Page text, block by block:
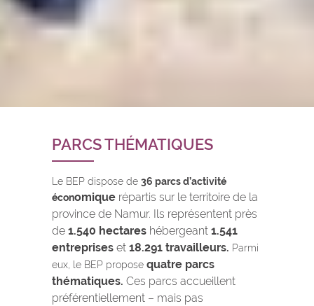
PARCS THÉMATIQUES
Le BEP dispose de 36 parcs d’activité
économique répartis sur le territoire de la
province de Namur. Ils représentent près
de 1.540 hectares hébergeant 1.541
entreprises et 18.291 travailleurs. Parmi
eux, le BEP propose quatre parcs
thématiques. Ces parcs accueillent
préférentiellement – mais pas